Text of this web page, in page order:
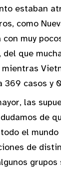
estaban
como
muy
que
casos y
las
de
el
de